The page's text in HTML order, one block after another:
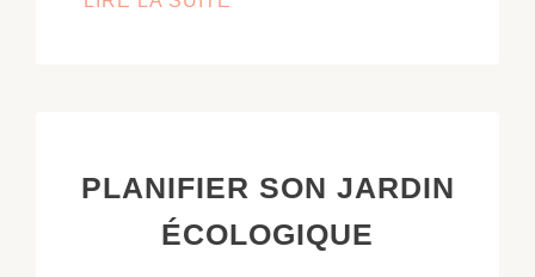
PLANIFIER SON JARDIN
ÉCOLOGIQUE